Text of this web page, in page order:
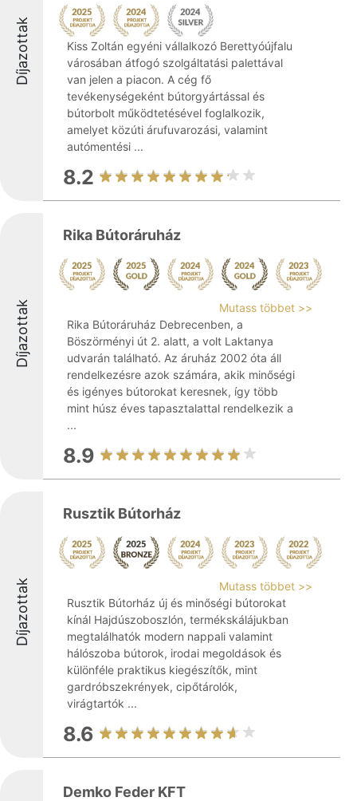
Díjazottak
Kiss Zoltán egyéni vállalkozó Berettyóújfalu
városában átfogó szolgáltatási palettával
van jelen a piacon. A cég fő
tevékenységeként bútorgyártással és
bútorbolt működtetésével foglalkozik,
amelyet közúti árufuvarozási, valamint
autómentési ...
8.2
Díjazottak
Rika Bútoráruház
Mutass többet >>
Rika Bútoráruház Debrecenben, a
Böszörményi út 2. alatt, a volt Laktanya
udvarán található. Az áruház 2002 óta áll
rendelkezésre azok számára, akik minőségi
és igényes bútorokat keresnek, így több
mint húsz éves tapasztalattal rendelkezik a
...
8.9
Díjazottak
Rusztik Bútorház
Mutass többet >>
Rusztik Bútorház új és minőségi bútorokat
kínál Hajdúszoboszlón, termékskálájukban
megtalálhatók modern nappali valamint
hálószoba bútorok, irodai megoldások és
különféle praktikus kiegészítők, mint
gardróbszekrények, cipőtárolók,
virágtartók ...
8.6
Demko Feder KFT